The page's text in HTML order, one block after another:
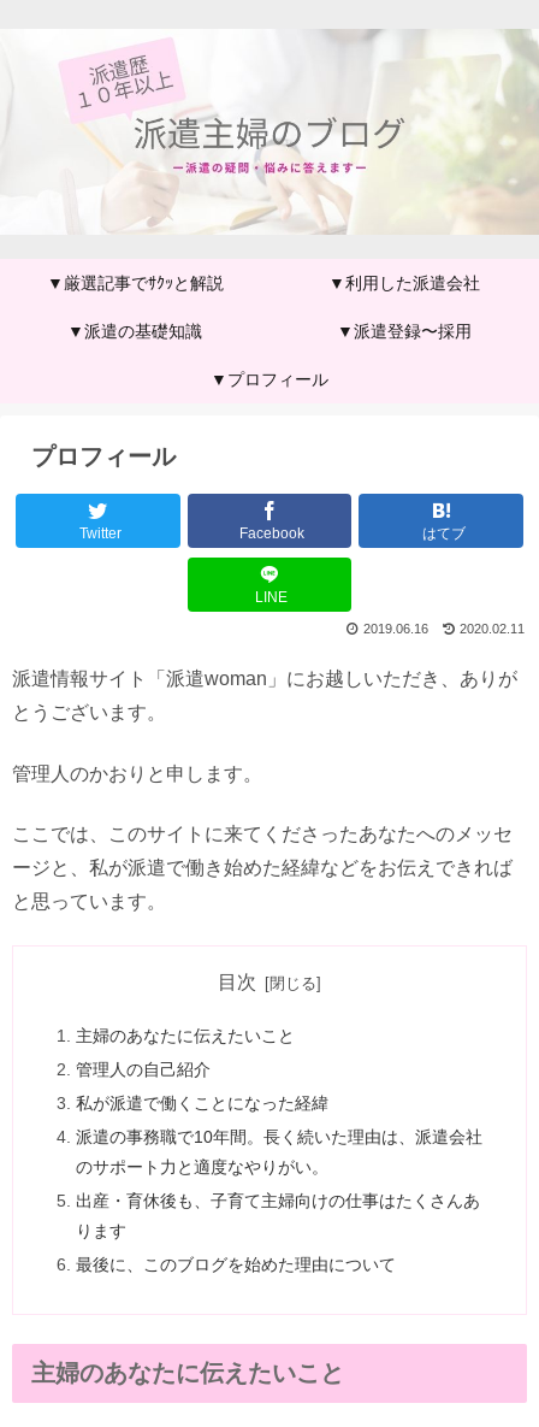
▼厳選記事でｻｸｯと解説 ▼利用した派遣会社
▼派遣の基礎知識 ▼派遣登録〜採用
▼プロフィール
プロフィール
Twitter Facebook はてブ
LINE
2020.02.11
2019.06.16
派遣情報サイト「派遣woman」にお越しいただき、ありが
とうございます。
管理人のかおりと申します。
ここでは、このサイトに来てくださったあなたへのメッセ
ージと、私が派遣で働き始めた経緯などをお伝えできれば
と思っています。
目次
主婦のあなたに伝えたいこと
管理人の自己紹介
私が派遣で働くことになった経緯
派遣の事務職で10年間。長く続いた理由は、派遣会社
のサポート力と適度なやりがい。
出産・育休後も、子育て主婦向けの仕事はたくさんあ
ります
最後に、このブログを始めた理由について
主婦のあなたに伝えたいこと